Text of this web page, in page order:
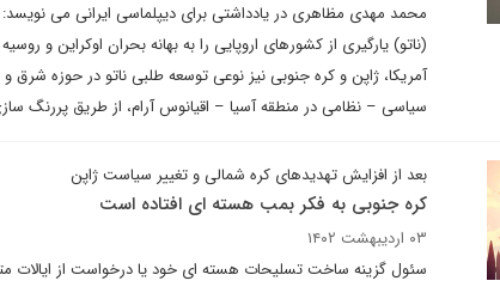
محمد مهدی مظاهری در یادداشتی برای دیپلماسی ایرانی می نویسد:
(ناتو) یارگیری از کشورهای اروپایی را به بهانه بحران اوکراین و
آمریکا، ژاپن و کره جنوبی نیز نوعی توسعه طلبی ناتو در حوزه
سیاسی – نظامی در منطقه آسیا – اقیانوس آرام، از طریق پررنگ
بعد از افزایش تهدیدهای کره شمالی و تغییر سیاست ژاپن
کره جنوبی به فکر بمب هسته ای افتاده است
۰۳ اردیبهشت ۱۴۰۲
سئول گزینه ساخت تسلیحات هسته ای خود یا درخواست از ایالات